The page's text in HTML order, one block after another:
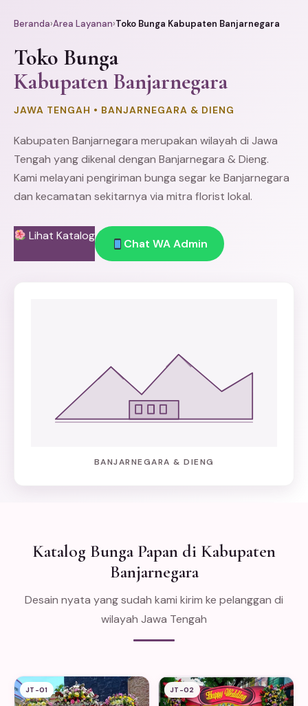
Beranda›Area Layanan›Toko Bunga Kabupaten Banjarnegara
Toko Bunga
Kabupaten Banjarnegara
JAWA TENGAH • BANJARNEGARA & DIENG
Kabupaten Banjarnegara merupakan wilayah di Jawa
Tengah yang dikenal dengan Banjarnegara & Dieng.
Kami melayani pengiriman bunga segar ke Banjarnegara
dan kecamatan sekitarnya via mitra florist lokal.
Lihat Katalog
Chat WA Admin
BANJARNEGARA & DIENG
Katalog Bunga Papan di Kabupaten
Banjarnegara
Desain nyata yang sudah kami kirim ke pelanggan di
wilayah Jawa Tengah
JT-01 JT-02